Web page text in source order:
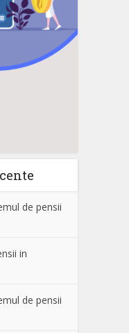
de pensii
in
de pensii